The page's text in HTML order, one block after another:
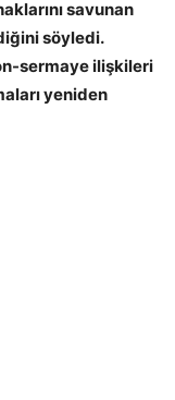
savunan
söyledi.
sermaye ilişkileri
yeniden